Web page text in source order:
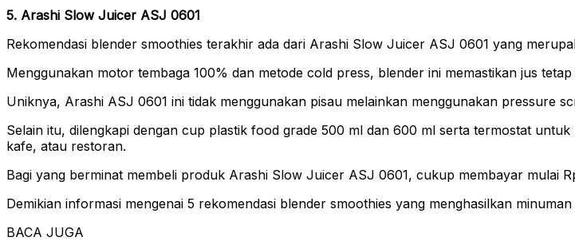
5. Arashi Slow Juicer ASJ 0601
Rekomendasi blender smoothies terakhir ada dari Arashi Slow Juicer ASJ 0601 yang
Menggunakan motor tembaga 100% dan metode cold press, blender ini memastikan jus
Uniknya, Arashi ASJ 0601 ini tidak menggunakan pisau melainkan menggunakan pressure
Selain itu, dilengkapi dengan cup plastik food grade 500 ml dan 600 ml serta termostat
kafe, atau restoran.
Bagi yang berminat membeli produk Arashi Slow Juicer ASJ 0601, cukup membayar mulai
Demikian informasi mengenai 5 rekomendasi blender smoothies yang menghasilkan
BACA JUGA